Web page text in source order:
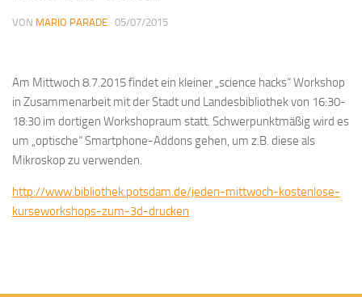
VON MARIO PARADE · 05/07/2015
Am Mittwoch 8.7.2015 findet ein kleiner „science hacks“ Workshop
in Zusammenarbeit mit der Stadt und Landesbibliothek von 16:30-
18:30 im dortigen Workshopraum statt. Schwerpunktmäßig wird es
um „optische“ Smartphone-Addons gehen, um z.B. diese als
Mikroskop zu verwenden.
http://www.bibliothek.potsdam.de/jeden-mittwoch-kostenlose-
kurseworkshops-zum-3d-drucken